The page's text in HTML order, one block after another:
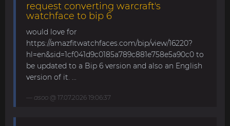
request converting warcraft's
watchface to bip 6
would love for
https://amazfitwatchfaces.com/bip/view/16220?
hl=en&sid=1cf041d9c0185a789c881e758e5a90c0 to
be updated to a Bip 6 version and also an English
version of it. ...
asoo @ 17.07.2026 19:06:37